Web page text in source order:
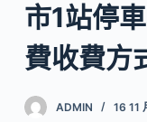
市1站停
費收費方
ADMIN 16 11